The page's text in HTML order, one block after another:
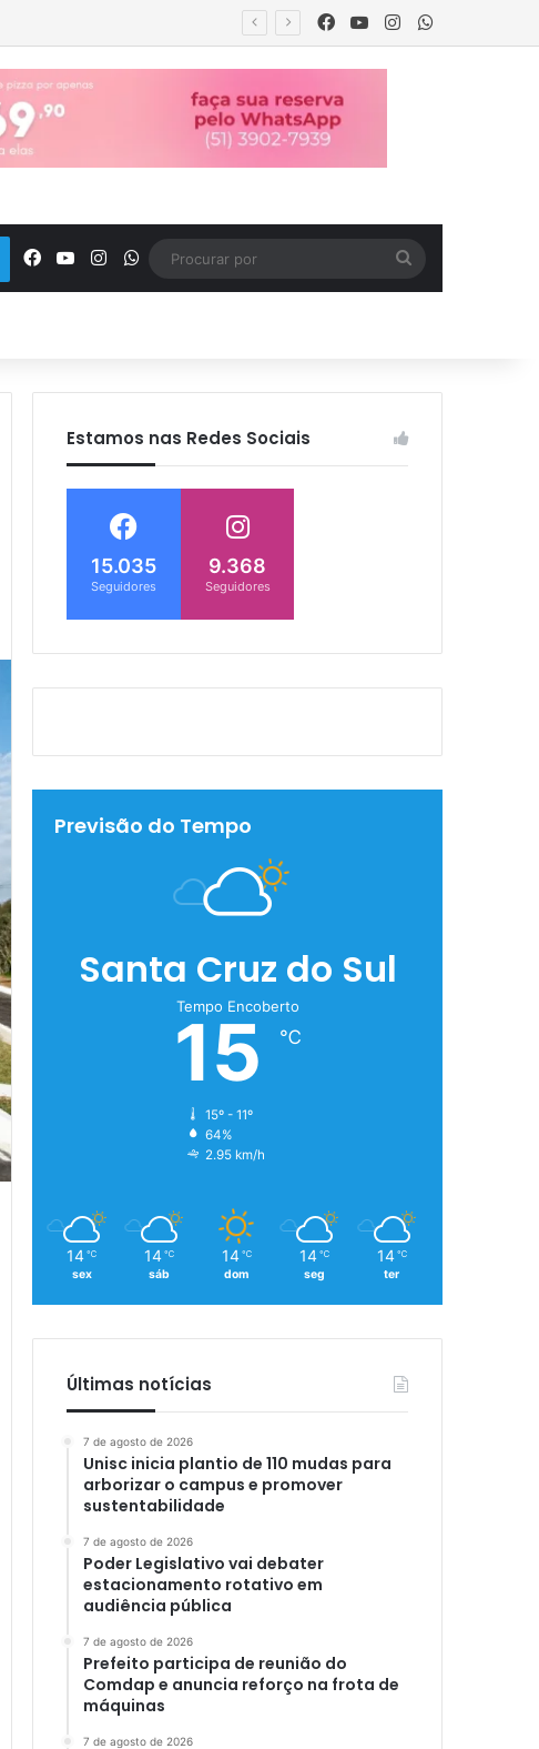
segurança Facebook
YouTubeInstagram
Facebook
YouTubeInstagramWhatsApp
por
Estamos nas Redes Sociais
15.035
Seguidores
9.368
Seguidores
Previsão do Tempo
Santa Cruz do Sul
Tempo Encoberto
15 ℃
15º - 11º
64%
2.95 km/h
14 ℃
sex
14 ℃
sáb
14 ℃
dom
14 ℃
seg
14 ℃
ter
Últimas notícias
7 de agosto de 2026
Unisc inicia plantio de 110 mudas para
arborizar o campus e promover
sustentabilidade
7 de agosto de 2026
Poder Legislativo vai debater
estacionamento rotativo em
audiência pública
7 de agosto de 2026
Prefeito participa de reunião do
Comdap e anuncia reforço na frota de
máquinas
7 de agosto de 2026